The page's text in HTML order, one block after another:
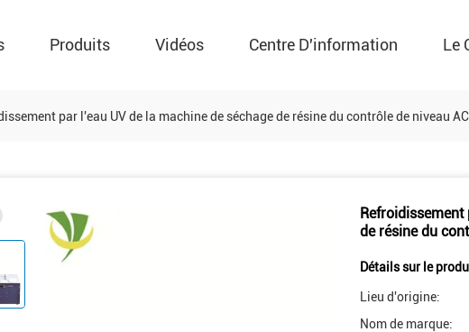
Produits Vidéos Centre D'information Le
par l'eau UV de la machine de séchage de résine du contrôle de niveau
Refroidissement
de résine du
Détails sur le
Lieu d'origine:
Nom de marque: